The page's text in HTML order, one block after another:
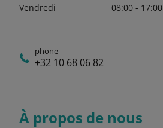
Vendredi
08:00 - 17:00
phone
+32 10 68 06 82
À propos de nous